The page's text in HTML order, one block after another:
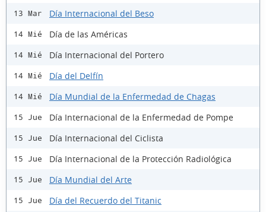
13 Mar Día Internacional del Beso
14 Mié Día de las Américas
14 Mié Día Internacional del Portero
14 Mié Día del Delfín
14 Mié Día Mundial de la Enfermedad de Chagas
15 Jue Día Internacional de la Enfermedad de Pompe
15 Jue Día Internacional del Ciclista
15 Jue Día Internacional de la Protección Radiológica
15 Jue Día Mundial del Arte
15 Jue Día del Recuerdo del Titanic